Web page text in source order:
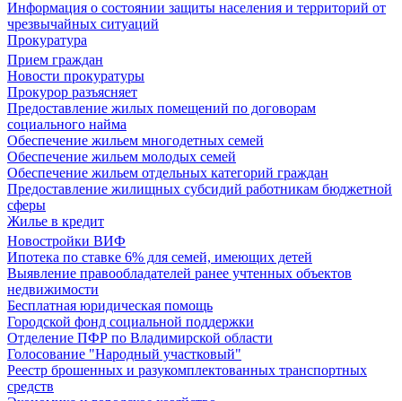
Информация о состоянии защиты населения и территорий от
чрезвычайных ситуаций
Прокуратура
Прием граждан
Новости прокуратуры
Прокурор разъясняет
Предоставление жилых помещений по договорам
социального найма
Обеспечение жильем многодетных семей
Обеспечение жильем молодых семей
Обеспечение жильем отдельных категорий граждан
Предоставление жилищных субсидий работникам бюджетной
сферы
Жилье в кредит
Новостройки ВИФ
Ипотека по ставке 6% для семей, имеющих детей
Выявление правообладателей ранее учтенных объектов
недвижимости
Бесплатная юридическая помощь
Городской фонд социальной поддержки
Отделение ПФР по Владимирской области
Голосование "Народный участковый"
Реестр брошенных и разукомплектованных транспортных
средств